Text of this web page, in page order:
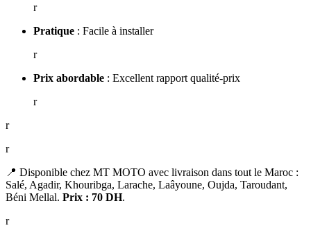
r
Pratique : Facile à installer
r
Prix abordable : Excellent rapport qualité-prix
r
r
r
📍 Disponible chez MT MOTO avec livraison dans tout le Maroc :
Salé, Agadir, Khouribga, Larache, Laâyoune, Oujda, Taroudant,
Béni Mellal. Prix : 70 DH.
r